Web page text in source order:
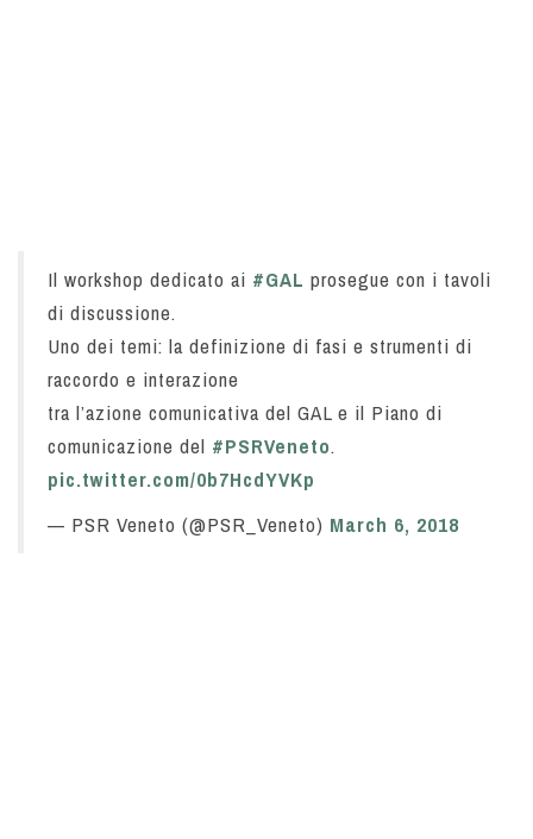
Il workshop dedicato ai #GAL prosegue con i tavoli
di discussione.
Uno dei temi: la definizione di fasi e strumenti di
raccordo e interazione
tra l’azione comunicativa del GAL e il Piano di
comunicazione del #PSRVeneto.
pic.twitter.com/0b7HcdYVKp
— PSR Veneto (@PSR_Veneto) March 6, 2018